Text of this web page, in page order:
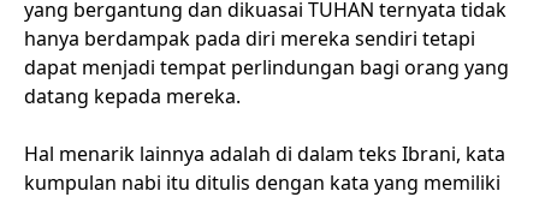
yang bergantung dan dikuasai TUHAN ternyata tidak
hanya berdampak pada diri mereka sendiri tetapi
dapat menjadi tempat perlindungan bagi orang yang
datang kepada mereka.
Hal menarik lainnya adalah di dalam teks Ibrani, kata
kumpulan nabi itu ditulis dengan kata yang memiliki